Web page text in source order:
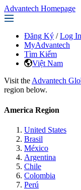
Advantech Homepage
Đăng Ký / Log In
MyAdvantech
Tìm Kiếm
Việt Nam
Visit the Advantech
region below.
America Region
United States
Brasil
México
Argentina
Chile
Colombia
Perú